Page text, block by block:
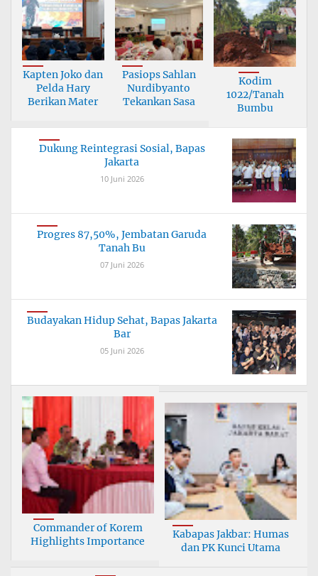
Kapten Joko dan
Pelda Hary
Berikan Mater
Pasiops Sahlan
Nurdibyanto
Tekankan Sasa
Kodim
1022/Tanah
Bumbu
Dukung Reintegrasi Sosial, Bapas
Jakarta
10 Juni 2026
Progres 87,50%, Jembatan Garuda
Tanah Bu
07 Juni 2026
Budayakan Hidup Sehat, Bapas Jakarta
Bar
05 Juni 2026
Commander of Korem
Highlights Importance
Kabapas Jakbar: Humas
dan PK Kunci Utama